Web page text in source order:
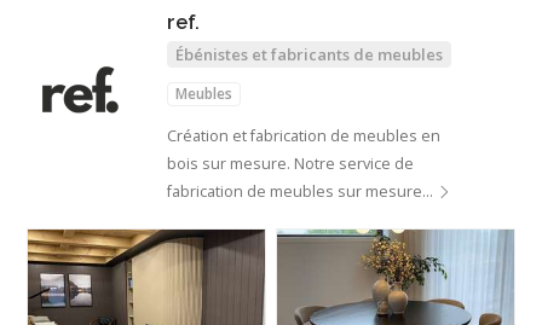
ref.
Ébénistes et fabricants de meubles
Meubles
Création et fabrication de meubles en
bois sur mesure. Notre service de
fabrication de meubles sur mesure…